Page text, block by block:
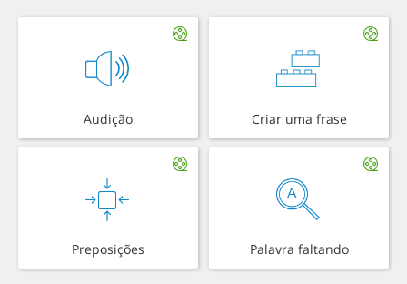
Audição Criar uma frase
Preposições Palavra faltando